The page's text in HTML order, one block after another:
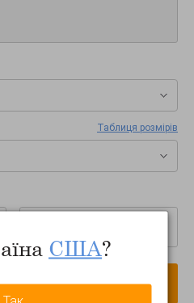
Таблиця розмірів
США?